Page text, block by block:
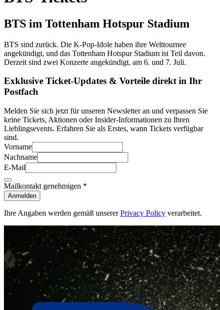
BTS im Tottenham Hotspur Stadium
BTS sind zurück. Die K-Pop-Idole haben ihre Welttournee
angekündigt, und das Tottenham Hotspur Stadium ist Teil davon.
Derzeit sind zwei Konzerte angekündigt, am 6. und 7. Juli.
Exklusive Ticket-Updates & Vorteile direkt in Ihr
Postfach
Melden Sie sich jetzt für unseren Newsletter an und verpassen Sie
keine Tickets, Aktionen oder Insider-Informationen zu Ihren
Lieblingsevents. Erfahren Sie als Erstes, wann Tickets verfügbar
sind.
Vorname
Nachname
E-Mail
Mailkontakt genehmigen *
Anmelden
Ihre Angaben werden gemäß unsererPrivacy Policy verarbeitet.